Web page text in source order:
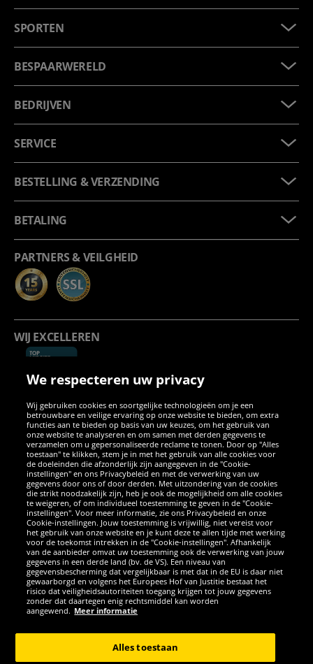
SPORTEN
BESPAARWERELD
BEDRIJVEN
SERVICE
BESTELLING & VERZENDING
BETALING
PARTNERS & VEILGHEID
WIJ EXCELLEREN
SOCIALE MEDIA
FacebookInstagram
WhatsApp
TikTokTwitterYouTube
APPS
GER - Alle rechten voorbehouden
We respecteren uw privacy
Wij gebruiken cookies en soortgelijke technologieën om je een
betrouwbare en veilige ervaring op onze website te bieden, om extra
functies aan te bieden op basis van uw keuzes, om het gebruik van
onze website te analyseren en om samen met derden gegevens te
verzamelen om u gepersonaliseerde reclame te tonen. Door op "Alles
toestaan" te klikken, stem je in met het gebruik van alle cookies voor
de doeleinden die afzonderlijk zijn aangegeven in de "Cookie-
instellingen" en ons Privacybeleid en met de verwerking van uw
gegevens door ons of door derden. Met uitzondering van de cookies
die strikt noodzakelijk zijn, heb je ook de mogelijkheid om alle cookies
te weigeren, of om individueel toestemming te geven in de "Cookie-
instellingen". Voor meer informatie, zie ons Privacybeleid en onze
Cookie-instellingen. Jouw toestemming is vrijwillig, niet vereist voor
het gebruik van onze website en je kunt deze te allen tijde met werking
voor de toekomst intrekken in de "Cookie-instellingen". Afhankelijk
van de aanbieder omvat uw toestemming ook de verwerking van jouw
gegevens in een derde land (bv. de VS). Een niveau van
gegevensbescherming dat vergelijkbaar is met dat in de EU is daar niet
gewaarborgd en volgens het Europees Hof van Justitie bestaat het
risico dat veiligheidsautoriteiten toegang krijgen tot jouw gegevens
zonder dat daartegen enig rechtsmiddel kan worden
aangewend. Meer informatie
Alles toestaan